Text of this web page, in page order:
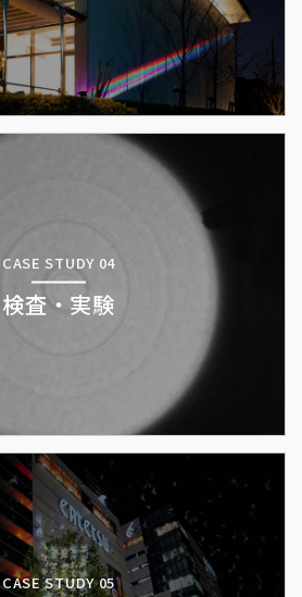
CASE STUDY 04
検査・実験
CASE STUDY 05